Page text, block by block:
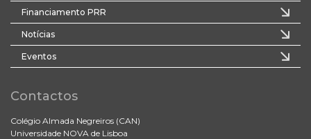
Financiamento PRR
Notícias
Eventos
Contactos
Colégio Almada Negreiros (CAN)
Universidade NOVA de Lisboa